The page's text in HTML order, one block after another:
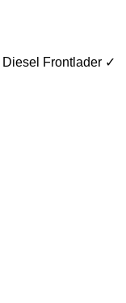
Diesel Frontlader ✓